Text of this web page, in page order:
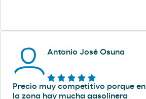
Antonio José Osuna
Precio muy competitivo porque en
la zona hay mucha gasolinera